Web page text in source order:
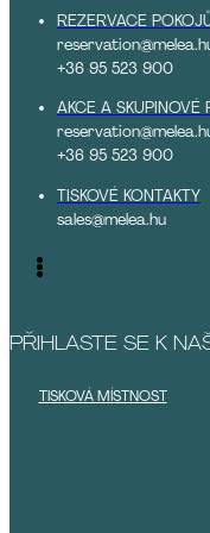
REZERVACE
+36 95 523 900
AKCE A SKUPINOVÉ
+36 95 523 900
TISKOVÉ KONTAKTY
sales@melea.hu
PŘIHLASTE SE K
TISKOVÁ MÍSTNOST